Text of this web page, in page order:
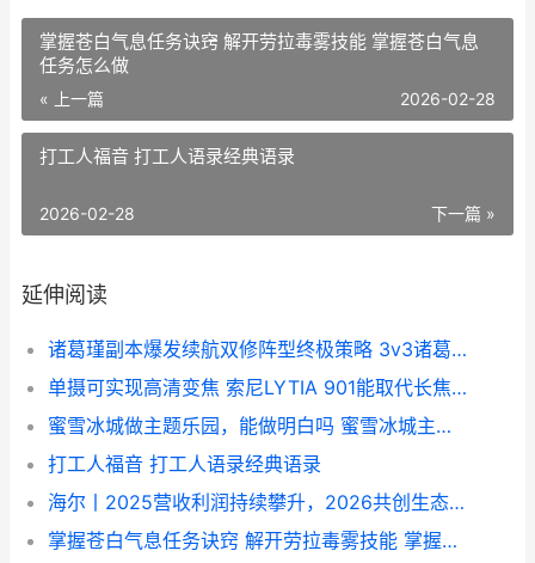
掌握苍白气息任务诀窍 解开劳拉毒雾技能 掌握苍白气息
任务怎么做
« 上一篇 2026-02-28
打工人福音 打工人语录经典语录
下一篇 »
2026-02-28
延伸阅读
诸葛瑾副本爆发续航双修阵型终极策略 3v3诸葛瑾
单摄可实现高清变焦 索尼LYTIA 901能取代长焦镜头吗 高清摄像和单反摄像区别
蜜雪冰城做主题乐园，能做明白吗 蜜雪冰城主题乐园
打工人福音 打工人语录经典语录
海尔丨2025营收利润持续攀升，2026共创生态海尔新未来 海尔2020年营业额2661亿
掌握苍白气息任务诀窍 解开劳拉毒雾技能 掌握苍白气息任务怎么做